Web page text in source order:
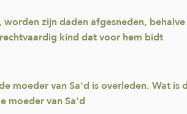
zijn daden afgesneden,
kind dat voor hem bidt
moeder van Sa'd is overleden. Wat
moeder van Sa'd